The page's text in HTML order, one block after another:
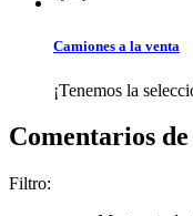
Camiones a la venta
¡Tenemos la
Comentarios
Filtro: